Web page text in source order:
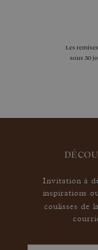
Les
sous 30
Invitation à
inspirations
coulisses de